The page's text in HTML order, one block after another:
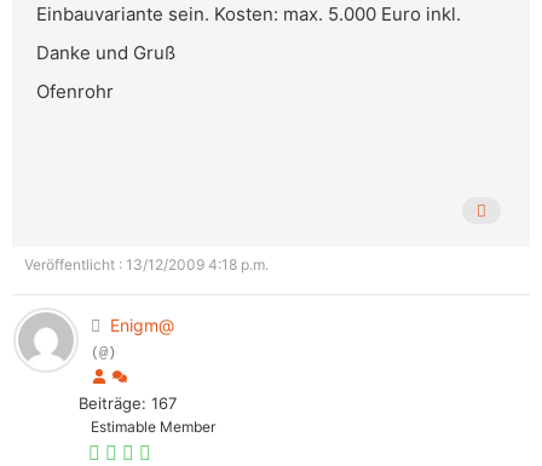
Einbauvariante sein. Kosten: max. 5.000 Euro inkl.
Danke und Gruß
Ofenrohr
Veröffentlicht : 13/12/2009 4:18 p.m.
Enigm@
(@)
Beiträge: 167
Estimable Member